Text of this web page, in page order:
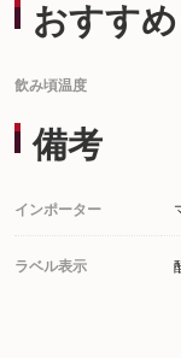
おすすめ
飲み頃温度
備考
インポーター
ラベル表示